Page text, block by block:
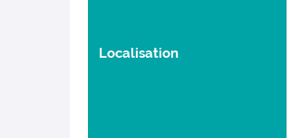
Localisation